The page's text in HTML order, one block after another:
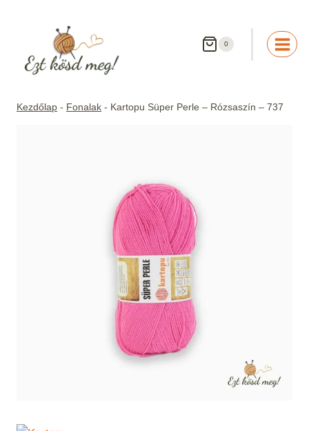
0
Kezdőlap - Fonalak - Kartopu Süper Perle – Rózsaszín – 737